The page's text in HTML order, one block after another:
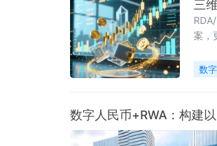
三
案，
数
数字人民币+RWA：构建